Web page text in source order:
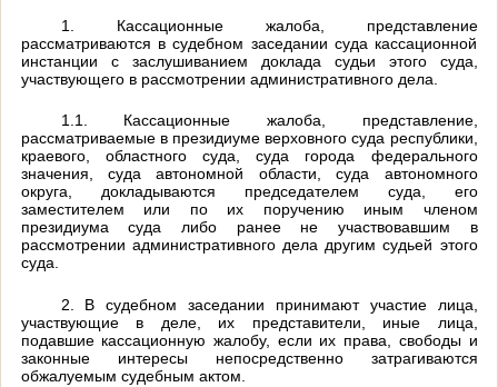
1. Кассационные жалоба, представление
рассматриваются в судебном заседании суда кассационной
инстанции с заслушиванием доклада судьи этого суда,
участвующего в рассмотрении административного дела.
1.1. Кассационные жалоба, представление,
рассматриваемые в президиуме верховного суда республики,
краевого, областного суда, суда города федерального
значения, суда автономной области, суда автономного
округа, докладываются председателем суда, его
заместителем или по их поручению иным членом
президиума суда либо ранее не участвовавшим в
рассмотрении административного дела другим судьей этого
суда.
2. В судебном заседании принимают участие лица,
участвующие в деле, их представители, иные лица,
подавшие кассационную жалобу, если их права, свободы и
законные интересы непосредственно затрагиваются
обжалуемым судебным актом.